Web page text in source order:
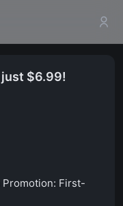
just $6.99!
Promotion: First-